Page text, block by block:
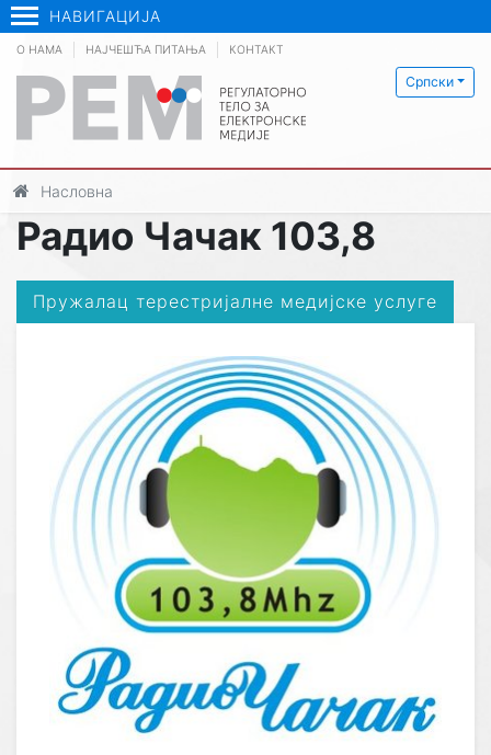
НАВИГАЦИЈА
Српски
О НАМА НАЈЧЕШЋА ПИТАЊА КОНТАКТ
Насловна
Радио Чачак 103,8
Пружалац терестријалне медијске услуге